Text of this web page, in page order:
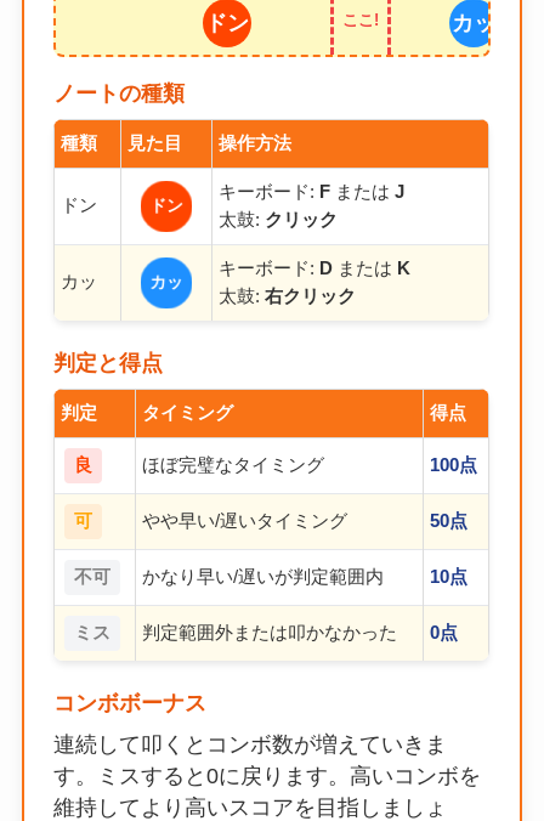
ここ!カッ
ノートの種類
種類 見た目 操作方法
ドン ドン
キーボード: F またはJ
太鼓: クリック
カッ カッ
キーボード: D または K
太鼓:右クリック
判定と得点
判定 タイミング 得点
良 ほぼ完璧なタイミング 100点
可 やや早い/遅いタイミング 50点
不可 かなり早い/遅いが判定範囲内 10点
ミス 判定範囲外または叩かなかった 0点
コンボボーナス
連続して叩くとコンボ数が増えていきま
す。ミスすると0に戻ります。高いコンボを
維持してより高いスコアを目指しましょ